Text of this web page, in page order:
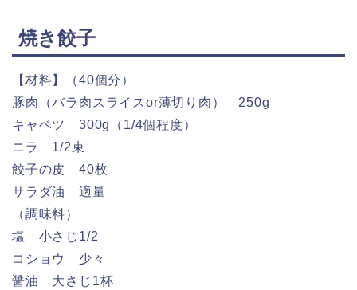
焼き餃子
【材料】（40個分）
豚肉（バラ肉スライスor薄切り肉） 250g
キャベツ 300g（1/4個程度）
ニラ 1/2束
餃子の皮 40枚
サラダ油 適量
（調味料）
塩 小さじ1/2
コショウ 少々
醤油 大さじ1杯